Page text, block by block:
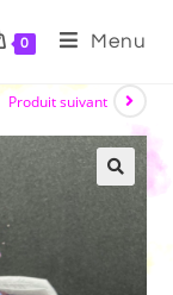
0 Menu
Produit suivant